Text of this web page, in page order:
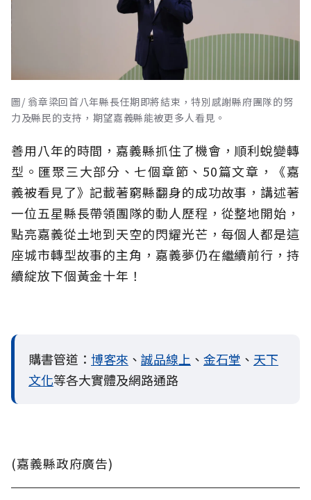
圖/ 翁章梁回首八年縣長任期即將結束，特別感謝縣府團隊的努
力及縣民的支持，期望嘉義縣能被更多人看見。
善用八年的時間，嘉義縣抓住了機會，順利蛻變轉
型。匯聚三大部分、七個章節、50篇文章，《嘉
義被看見了》記載著窮縣翻身的成功故事，講述著
一位五星縣長帶領團隊的動人歷程，從整地開始，
點亮嘉義從土地到天空的閃耀光芒，每個人都是這
座城市轉型故事的主角，嘉義夢仍在繼續前行，持
續綻放下個黃金十年！
購書管道： 博客來 、 誠品線上 、 金石堂 、 天下
文化等各大實體及網路通路
(嘉義縣政府廣告)